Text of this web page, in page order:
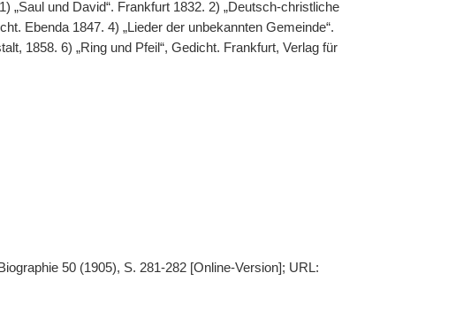
„Saul und David“. Frankfurt 1832. 2) „Deutsch-christliche
Ebenda 1847. 4) „Lieder der unbekannten Gemeinde“.
1858. 6) „Ring und Pfeil“, Gedicht. Frankfurt, Verlag für
50 (1905), S. 281-282 [Online-Version]; URL: